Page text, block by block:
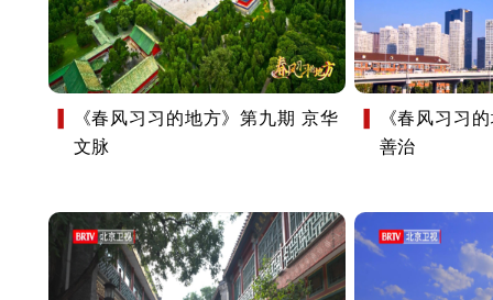
《春风习习的地方》第九期 京华
文脉
《春风习习
善治